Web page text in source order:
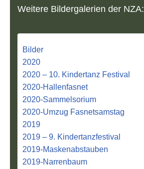
Weitere Bildergalerien der NZA:
Bilder
2020
2020 – 10. Kindertanz Festival
2020-Hallenfasnet
2020-Sammelsorium
2020-Umzug Fasnetsamstag
2019
2019 – 9. Kindertanzfestival
2019-Maskenabstauben
2019-Narrenbaum